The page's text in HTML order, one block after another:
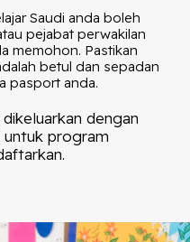
Saudi anda boleh
pejabat perwakilan
memohon. Pastikan
betul dan sepadan
pasport anda.
dengan
untuk program